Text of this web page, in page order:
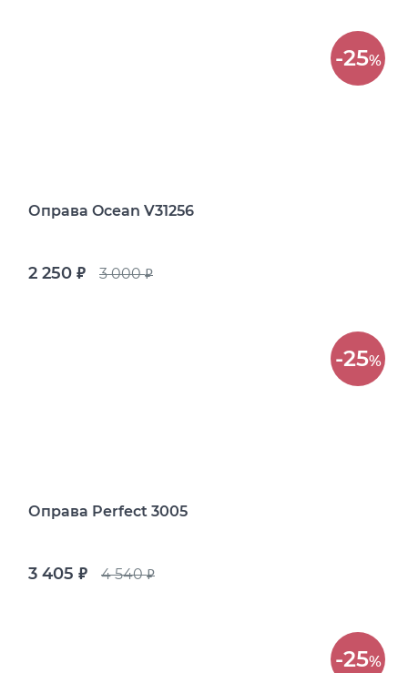
-25%
Оправа Ocean V31256
2 250 руб. 3 000руб.
-25%
Оправа Perfect 3005
3 405 руб. 4 540руб.
-25%